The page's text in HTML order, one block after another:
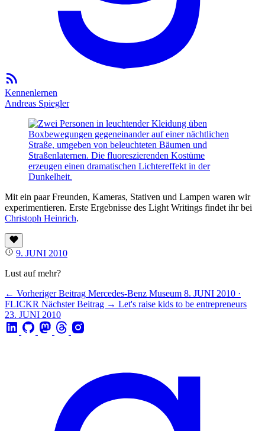
Kennenlernen
Andreas Spiegler
Mit ein paar Freunden, Kameras, Stativen und Lampen waren wir
experimentieren. Erste Ergebnisse des Light Writings findet ihr bei
Christoph Heinrich.
9. JUNI 2010
Lust auf mehr?
← Vorheriger Beitrag Mercedes-Benz Museum 8. JUNI 2010 ·
FLICKR Nächster Beitrag → Let's raise kids to be entrepreneurs
23. JUNI 2010